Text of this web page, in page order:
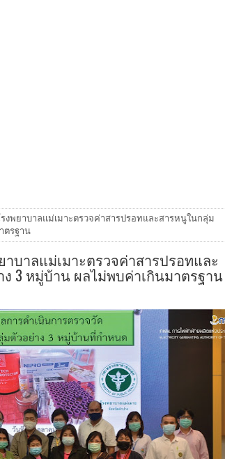
งพยาบาลแม่เมาะตรวจค่าสารปรอทและสารหนูในกลุ่ม
ตรฐาน
บาลแม่เมาะตรวจค่าสารปรอทและ
3 หมู่บ้าน ผลไม่พบค่าเกินมาตรฐาน